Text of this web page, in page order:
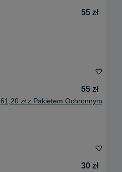
55 zł
55 zł
61,20 zł z Pakietem Ochronnym
30 zł